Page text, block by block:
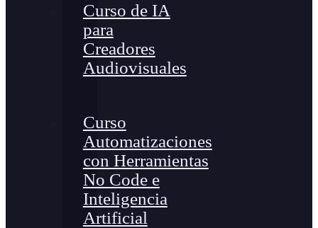
Curso de IA
para
Creadores
Audiovisuales
Curso
Automatizaciones
con Herramientas
No Code e
Inteligencia
Artificial